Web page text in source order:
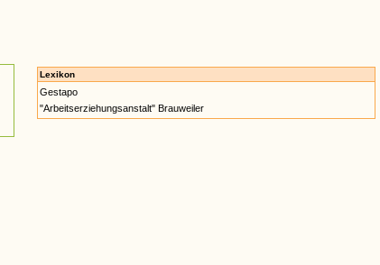
Lexikon
Gestapo
"Arbeitserziehungsanstalt" Brauweiler